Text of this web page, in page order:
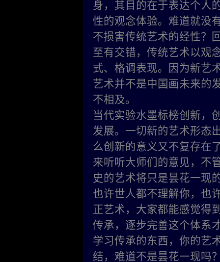
身，其目的在于表达个人
性的观念体验。难道就没
不损害传统艺术的经性？
至有交错，传统艺术以观
式、格调表现。因为新艺
艺术并不是中国画未来的
不相及。
当代实验水墨标榜创新，
发展。一切新的艺术形态
么创新的意义又不复存在
来听听大师们的意见，不
史的艺术将只是昙花一现
也许世人都不理解你，也
正艺术，大家都能感觉得
传承，逐步完善这个体系
学习传承的东西，你的艺
结，难道不是昙花一现吗